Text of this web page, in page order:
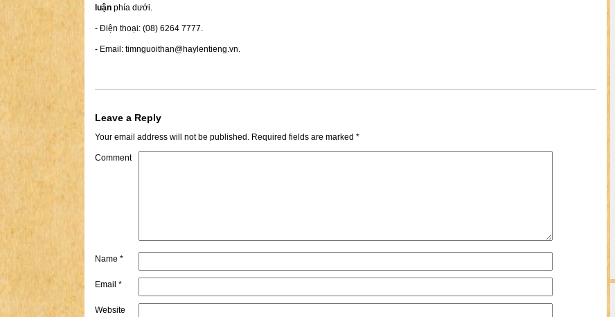
luận phía dưới.
- Điện thoại: (08) 6264 7777.
- Email: timnguoithan@haylentieng.vn
Leave a Reply
Your email address will not be published. Required fields are marked *
Comment
Name *
Email *
Website